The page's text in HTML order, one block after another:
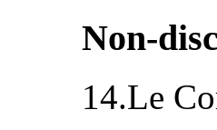
Non-
14.Le